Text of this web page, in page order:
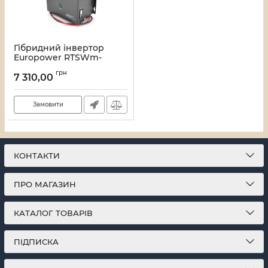
Гібридний інвертор
Europower RTSWm-
струм заряду 10A, 140-
75Vdc)
Артикул:12661
7 310,00 грн
Замовити
КОНТАКТИ
ПРО МАГАЗИН
КАТАЛОГ ТОВАРІВ
ПІДПИСКА